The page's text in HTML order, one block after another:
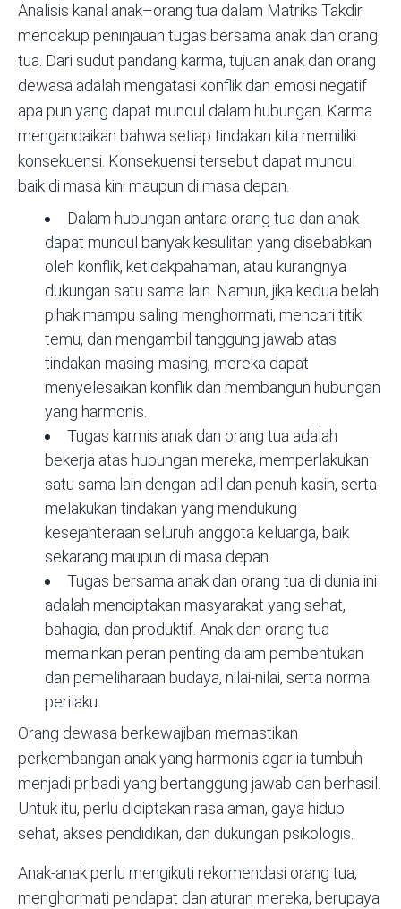
Analisis kanal anak–orang tua dalam Matriks Takdir
mencakup peninjauan tugas bersama anak dan orang
tua. Dari sudut pandang karma, tujuan anak dan orang
dewasa adalah mengatasi konflik dan emosi negatif
apa pun yang dapat muncul dalam hubungan. Karma
mengandaikan bahwa setiap tindakan kita memiliki
konsekuensi. Konsekuensi tersebut dapat muncul
baik di masa kini maupun di masa depan.
Dalam hubungan antara orang tua dan anak
dapat muncul banyak kesulitan yang disebabkan
oleh konflik, ketidakpahaman, atau kurangnya
dukungan satu sama lain. Namun, jika kedua belah
pihak mampu saling menghormati, mencari titik
temu, dan mengambil tanggung jawab atas
tindakan masing-masing, mereka dapat
menyelesaikan konflik dan membangun hubungan
yang harmonis.
Tugas karmis anak dan orang tua adalah
bekerja atas hubungan mereka, memperlakukan
satu sama lain dengan adil dan penuh kasih, serta
melakukan tindakan yang mendukung
kesejahteraan seluruh anggota keluarga, baik
sekarang maupun di masa depan.
Tugas bersama anak dan orang tua di dunia ini
adalah menciptakan masyarakat yang sehat,
bahagia, dan produktif. Anak dan orang tua
memainkan peran penting dalam pembentukan
dan pemeliharaan budaya, nilai-nilai, serta norma
perilaku.
Orang dewasa berkewajiban memastikan
perkembangan anak yang harmonis agar ia tumbuh
menjadi pribadi yang bertanggung jawab dan berhasil.
Untuk itu, perlu diciptakan rasa aman, gaya hidup
sehat, akses pendidikan, dan dukungan psikologis.
Anak-anak perlu mengikuti rekomendasi orang tua,
menghormati pendapat dan aturan mereka, berupaya